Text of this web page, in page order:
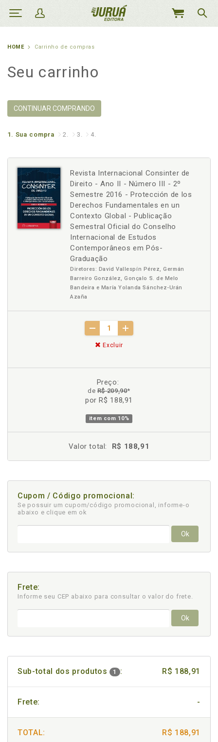
MEU
HOME Carrinho de compras
Seu carrinho
CONTINUAR COMPRANDO
1. Sua compra 2. 3. 4.
Revista Internacional Consinter de
Direito - Ano II - Número III - 2º
Semestre 2016 - Protección de los
Derechos Fundamentales en un
Contexto Global - Publicação
Semestral Oficial do Conselho
Internacional de Estudos
Contemporâneos em Pós-
Graduação
Diretores: David Vallespín Pérez, Germán
Barreiro González, Gonçalo S. de Melo
Bandeira e María Yolanda Sánchez-Urán
Azaña
Excluir
Preço:
deR$ 209,90*
por R$ 188,91
item com 10%
Valor total: R$ 188,91
Cupom / Código promocional:
Se possuir um cupom/código promocional, informe-o
abaixo e clique em ok
Ok
Frete:
Informe seu CEP abaixo para consultar o valor do frete.
Ok
Sub-total dos produtos 1 : R$ 188,91
Frete: -
TOTAL: R$ 188,91